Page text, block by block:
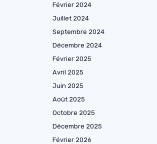
Février 2024
Juillet 2024
Septembre 2024
Décembre 2024
Février 2025
Avril 2025
Juin 2025
Août 2025
Octobre 2025
Décembre 2025
Février 2026